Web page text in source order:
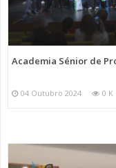
Academia Sénior de
04 Outubro 2024 0 K